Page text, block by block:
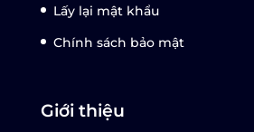
Lấy lại mật khẩu
Chính sách bảo mật
Giới thiệu